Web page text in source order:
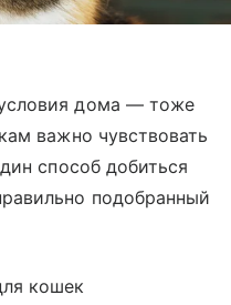
дома — тоже
важно чувствовать
способ добиться
подобранный
кошек